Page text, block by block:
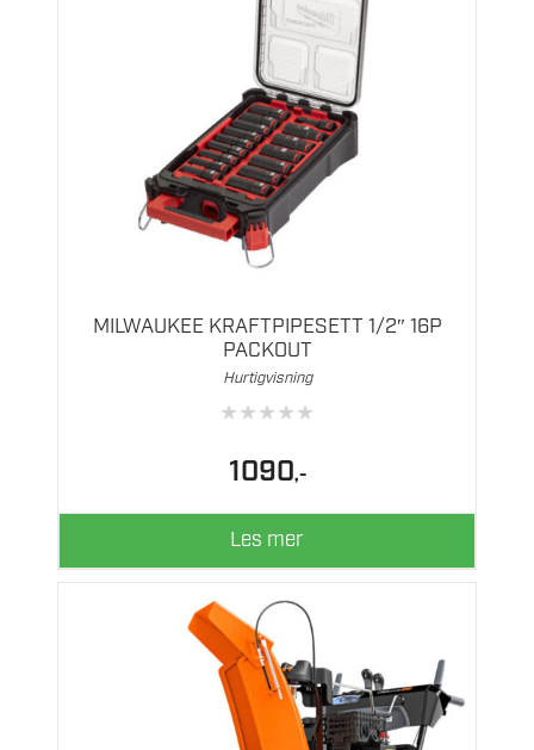
MILWAUKEE KRAFTPIPESETT 1/2″ 16P
PACKOUT
Hurtigvisning
★★★★★
1090,-
Les mer